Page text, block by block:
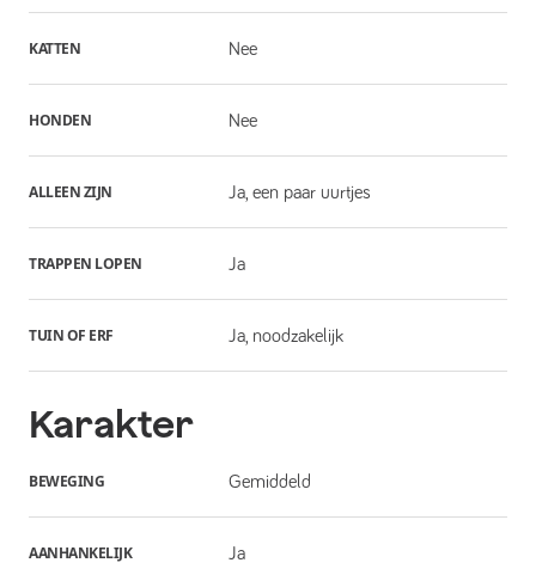
KATTEN Nee
HONDEN Nee
ALLEEN ZIJN Ja, een paar uurtjes
TRAPPEN LOPEN Ja
TUIN OF ERF Ja, noodzakelijk
Karakter
BEWEGING Gemiddeld
AANHANKELIJK Ja